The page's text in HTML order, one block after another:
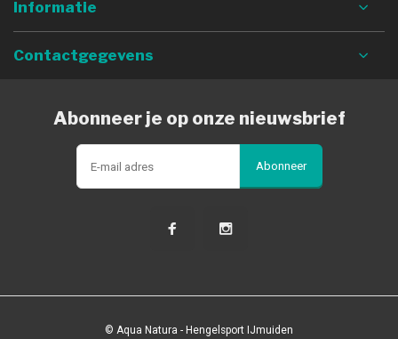
Informatie
Contactgegevens
Abonneer je op onze nieuwsbrief
Abonneer
© Aqua Natura - Hengelsport IJmuiden